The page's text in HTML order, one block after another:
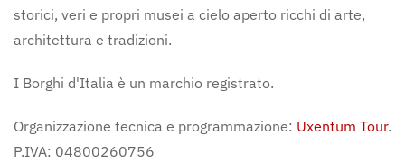
storici, veri e propri musei a cielo aperto ricchi di arte,
architettura e tradizioni.
I Borghi d'Italia è un marchio registrato.
Organizzazione tecnica e programmazione: Uxentum Tour.
P.IVA: 04800260756